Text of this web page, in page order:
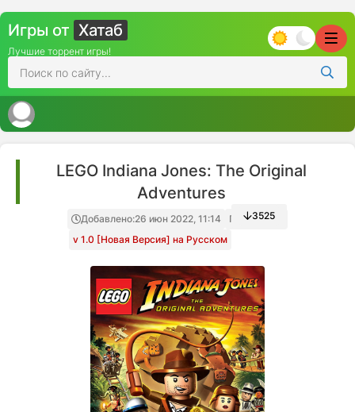
Игры от Хатаб
Лучшие торрент игры!
LEGO Indiana Jones: The Original
Adventures
Добавлено:26 июн 2022, 11:14
Папка игры
v 1.0 [Новая Версия] на Русском
3525